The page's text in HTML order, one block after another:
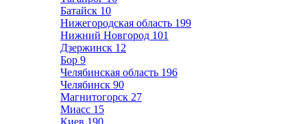
Батайск 10
Нижегородская область 199
Нижний Новгород 101
Дзержинск 12
Бор 9
Челябинская область 196
Челябинск 90
Магнитогорск 27
Миасс 15
Киев 190